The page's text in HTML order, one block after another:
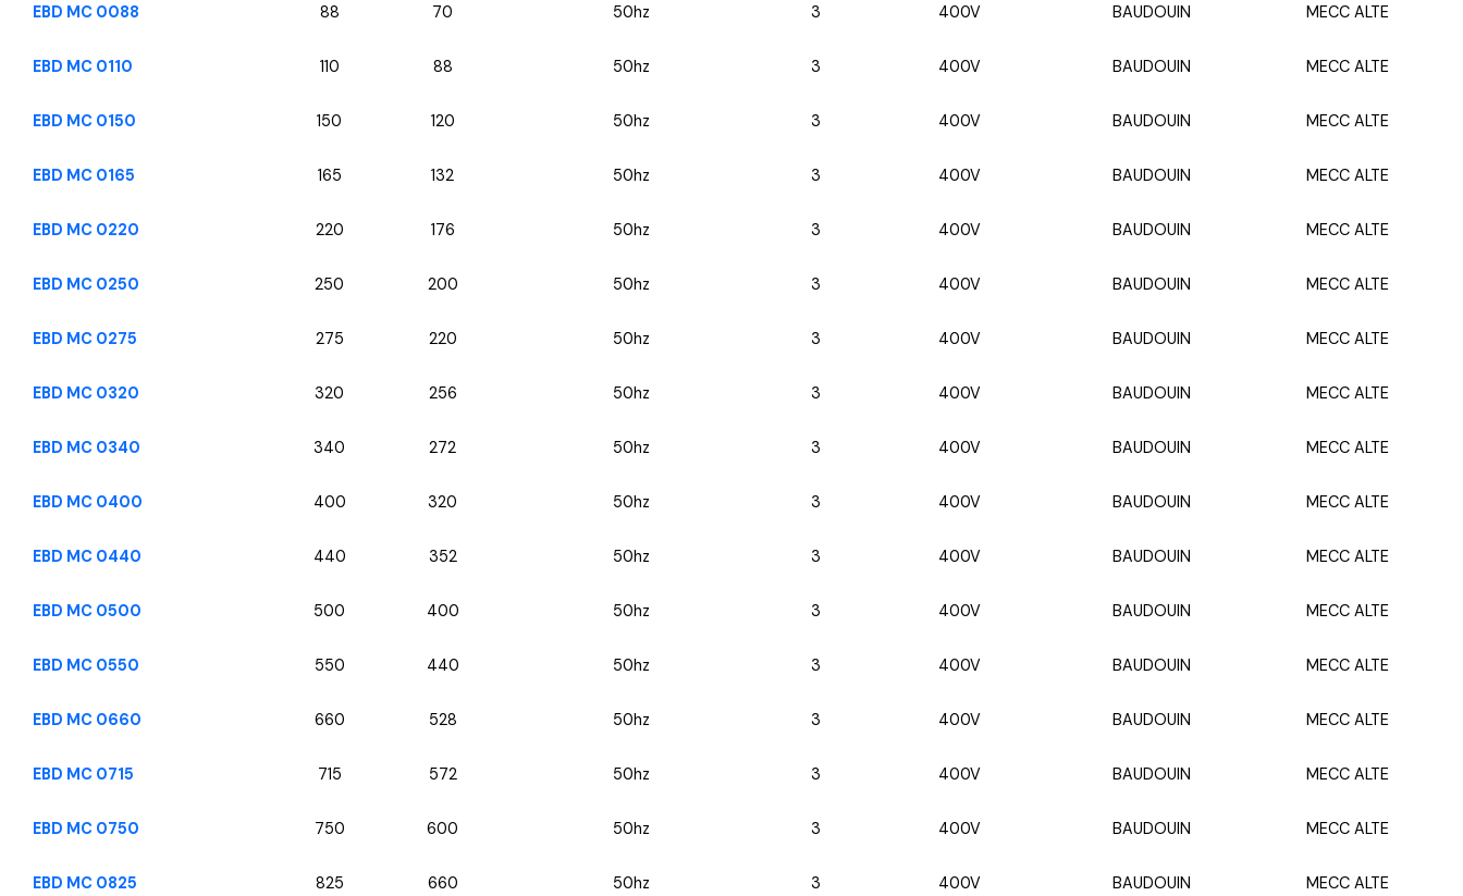
EBD MC 0088 88 70 50hz 3 400V BAUDOUIN MECC ALTE
EBD MC 0110 110 88 50hz 3 400V BAUDOUIN MECC ALTE
EBD MC 0150 150 120 50hz 3 400V BAUDOUIN MECC ALTE
EBD MC 0165 165 132 50hz 3 400V BAUDOUIN MECC ALTE
EBD MC 0220 220 176 50hz 3 400V BAUDOUIN MECC ALTE
EBD MC 0250 250 200 50hz 3 400V BAUDOUIN MECC ALTE
EBD MC 0275 275 220 50hz 3 400V BAUDOUIN MECC ALTE
EBD MC 0320 320 256 50hz 3 400V BAUDOUIN MECC ALTE
EBD MC 0340 340 272 50hz 3 400V BAUDOUIN MECC ALTE
EBD MC 0400 400 320 50hz 3 400V BAUDOUIN MECC ALTE
EBD MC 0440 440 352 50hz 3 400V BAUDOUIN MECC ALTE
EBD MC 0500 500 400 50hz 3 400V BAUDOUIN MECC ALTE
EBD MC 0550 550 440 50hz 3 400V BAUDOUIN MECC ALTE
EBD MC 0660 660 528 50hz 3 400V BAUDOUIN MECC ALTE
EBD MC 0715 715 572 50hz 3 400V BAUDOUIN MECC ALTE
EBD MC 0750 750 600 50hz 3 400V BAUDOUIN MECC ALTE
EBD MC 0825 825 660 50hz 3 400V BAUDOUIN MECC ALTE